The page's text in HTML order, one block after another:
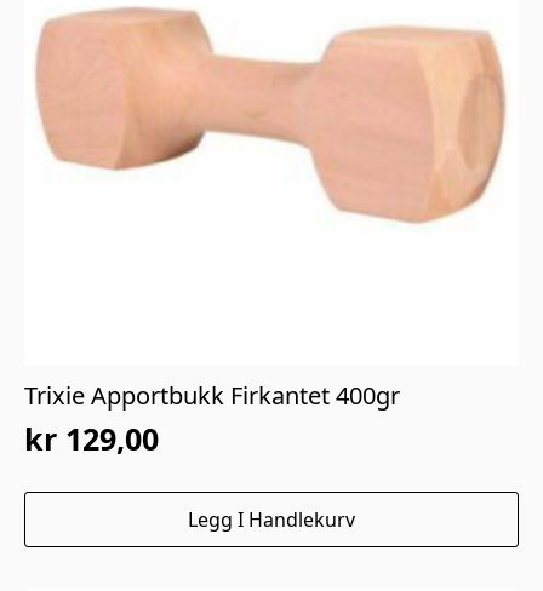
Trixie Apportbukk Firkantet 400gr
kr 129,00
Legg I Handlekurv